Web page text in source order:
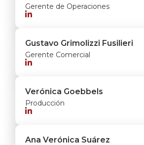
Gerente de Operaciones

Gustavo Grimolizzi Fusilieri
Gerente Comercial

Verónica Goebbels
Producción

Ana Verónica Suárez